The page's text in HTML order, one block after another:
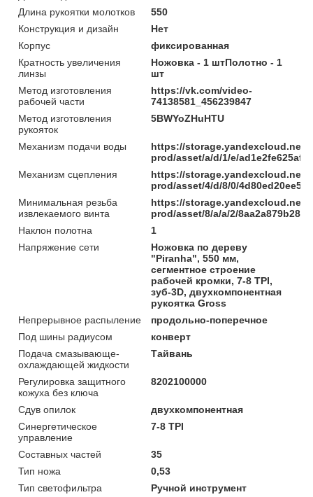
Длина рукоятки молотков
550
Конструкция и дизайн
Нет
Корпус
фиксированная
Кратность увеличения
линзы
Ножовка - 1 штПолотно - 1
шт
Метод изготовления
рабочей части
https://vk.com/video-
74138581_456239847
Метод изготовления
рукояток
5BWYoZHuHTU
Механизм подачи воды
https://storage.yandexcloud.net/
prod/asset/a/d/1/e/
Механизм сцепления
https://storage.yandexcloud.net/
prod/asset/4/d/8/0/
Минимальная резьба
извлекаемого винта
https://storage.yandexcloud.net/
prod/asset/8/a/a/2/
Наклон полотна
1
Напряжение сети
Ножовка по дереву
"Piranha", 550 мм,
сегментное строение
рабочей кромки, 7-8 TPI,
зуб-3D, двухкомпонентная
рукоятка Gross
Непрерывное распыление
продольно-поперечное
Под шины радиусом
конверт
Подача смазывающе-
охлаждающей жидкости
Тайвань
Регулировка защитного
кожуха без ключа
8202100000
Сдув опилок
двухкомпонентная
Синергетическое
управление
7-8 TPI
Составных частей
35
Тип ножа
0,53
Тип светофильтра
Ручной инструмент